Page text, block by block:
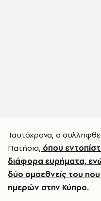
Ταυτόχρονα, ο
Πατήσια, όπου
διάφορα ευρήματα,
δύο ομοεθνείς του
ημερών στην Κύπρο.